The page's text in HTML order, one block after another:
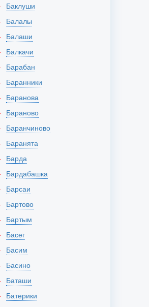
Баклуши
Балалы
Балаши
Балкачи
Барабан
Баранники
Баранова
Бараново
Баранчиново
Баранята
Барда
Бардабашка
Барсаи
Бартово
Бартым
Басег
Басим
Басино
Баташи
Батерики